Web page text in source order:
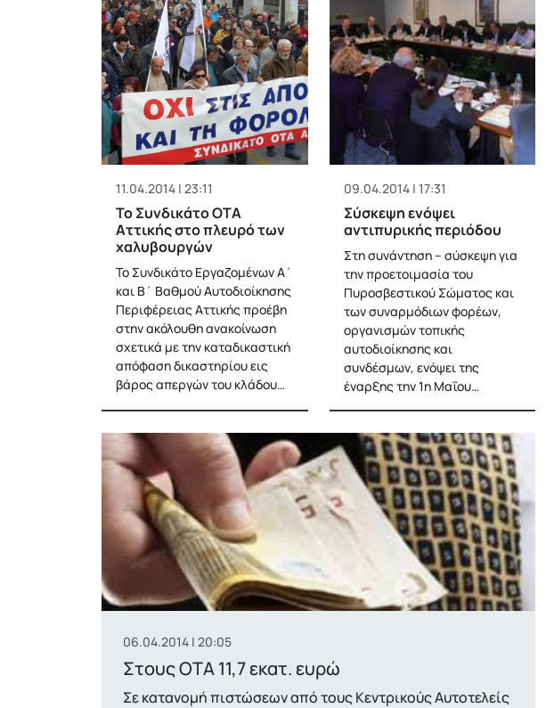
11.04.2014 | 23:11
Το Συνδικάτο ΟΤΑ
Αττικής στο πλευρό των
χαλυβουργών
Το Συνδικάτο Εργαζομένων Α΄
και Β΄ Βαθμού Αυτοδιοίκησης
Περιφέρειας Αττικής προέβη
στην ακόλουθη ανακοίνωση
σχετικά με την καταδικαστική
απόφαση δικαστηρίου εις
βάρος απεργών του κλάδου…
09.04.2014 | 17:31
Σύσκεψη ενόψει
αντιπυρικής περιόδου
Στη συνάντηση – σύσκεψη για
την προετοιμασία του
Πυροσβεστικού Σώματος και
των συναρμόδιων φορέων,
οργανισμών τοπικής
αυτοδιοίκησης και
συνδέσμων, ενόψει της
έναρξης την 1η Μαΐου…
06.04.2014 | 20:05
Στους ΟΤΑ 11,7 εκατ. ευρώ
Σε κατανομή πιστώσεων από τους Κεντρικούς Αυτοτελείς